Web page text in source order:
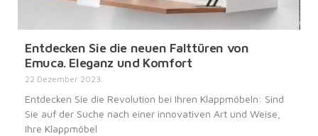
Entdecken Sie die neuen Falttüren von
Emuca. Eleganz und Komfort
22 Dezember 2023
Entdecken Sie die Revolution bei Ihren Klappmöbeln: Sind
Sie auf der Suche nach einer innovativen Art und Weise,
Ihre Klappmöbel